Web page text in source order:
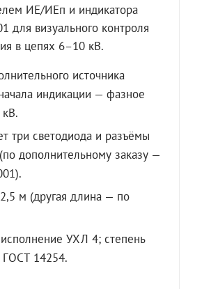
ИЕ/ИЕп и индикатора
для визуального контроля
в цепях 6–10 кВ.
источника
индикации — фазное
три светодиода и разъёмы
дополнительному заказу —
м (другая длина — по
УХЛ 4; степень
14254.